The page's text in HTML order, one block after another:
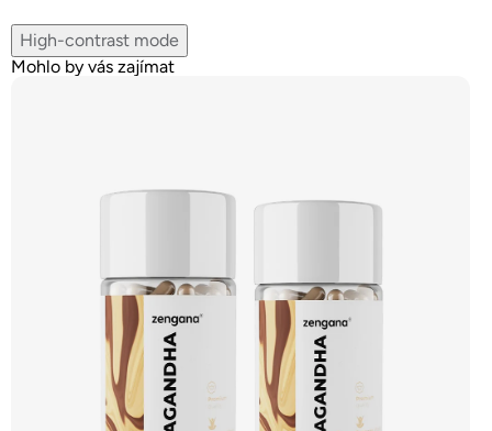
High-contrast mode
Mohlo by vás zajímat